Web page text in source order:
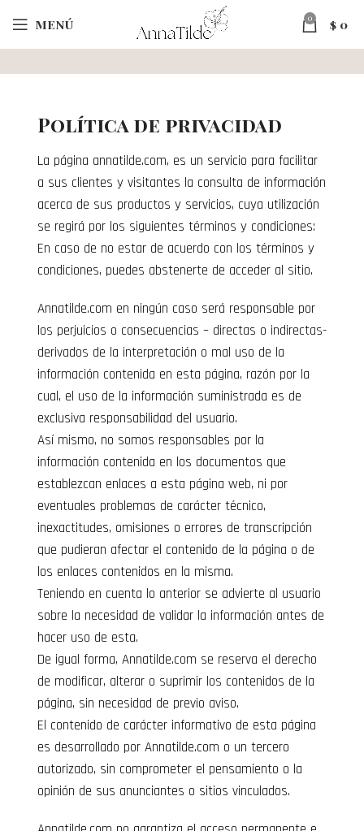
MENÚ 0 $ 0
Política de privacidad
La página annatilde.com, es un servicio para facilitar
a sus clientes y visitantes la consulta de información
acerca de sus productos y servicios, cuya utilización
se regirá por los siguientes términos y condiciones:
En caso de no estar de acuerdo con los términos y
condiciones, puedes abstenerte de acceder al sitio.
Annatilde.com en ningún caso será responsable por
los perjuicios o consecuencias – directas o indirectas-
derivados de la interpretación o mal uso de la
información contenida en esta página, razón por la
cual, el uso de la información suministrada es de
exclusiva responsabilidad del usuario.
Así mismo, no somos responsables por la
información contenida en los documentos que
establezcan enlaces a esta página web, ni por
eventuales problemas de carácter técnico,
inexactitudes, omisiones o errores de transcripción
que pudieran afectar el contenido de la página o de
los enlaces contenidos en la misma.
Teniendo en cuenta lo anterior se advierte al usuario
sobre la necesidad de validar la información antes de
hacer uso de esta.
De igual forma, Annatilde.com se reserva el derecho
de modificar, alterar o suprimir los contenidos de la
página, sin necesidad de previo aviso.
El contenido de carácter informativo de esta página
es desarrollado por Annatilde.com o un tercero
autorizado, sin comprometer el pensamiento o la
opinión de sus anunciantes o sitios vinculados.